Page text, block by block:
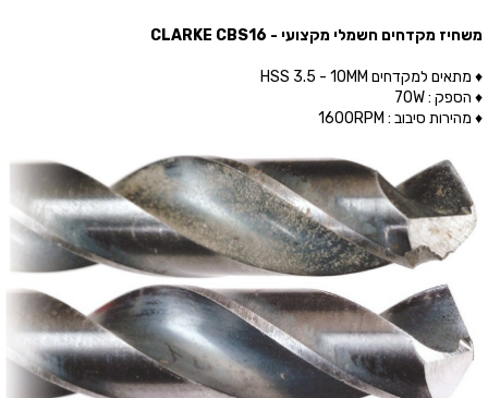
משחיז מקדחים חשמלי מקצועי - CLARKE CBS16
♦ מתאים למקדחים HSS 3.5 - 10MM
♦ הספק : 70W
♦ מהירות סיבוב : 1600RPM